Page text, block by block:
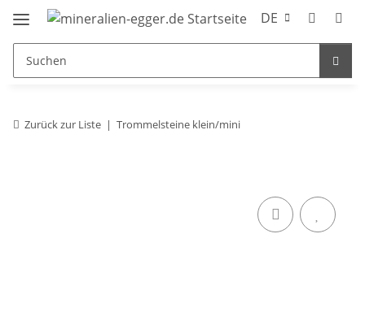
DE
Zurück zur Liste Trommelsteine klein/mini